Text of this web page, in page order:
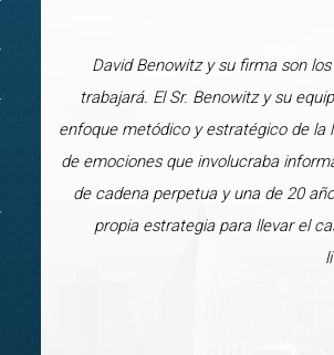
David Benowitz y su firma son
trabajará. El Sr. Benowitz y su
enfoque metódico y estratégico de la
de emociones que involucraba
de cadena perpetua y una de 20
propia estrategia para llevar el